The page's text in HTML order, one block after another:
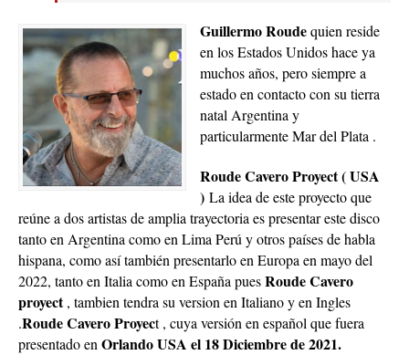
Guillermo Roudequien reside
en los Estados Unidos hace ya
muchos años, pero siempre a
estado en contacto con su tierra
natal Argentina y
particularmente Mar del Plata .
Roude Cavero Proyect ( USA
) La idea de este proyecto que
reúne a dos artistas de amplia trayectoria es presentar este disco
tanto en Argentina como en Lima Perú y otros países de habla
hispana, como así también presentarlo en Europa en mayo del
2022, tanto en Italia como en España puesRoude Cavero
proyect, tambien tendra su version en Italiano y en Ingles
.Roude Cavero Proyect , cuya versión en español que fuera
presentado en Orlando USA el 18 Diciembre de 2021.